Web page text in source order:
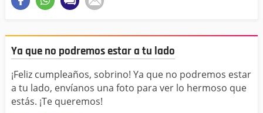
Ya que no podremos estar a tu lado
¡Feliz cumpleaños, sobrino! Ya que no podremos estar
a tu lado, envíanos una foto para ver lo hermoso que
estás. ¡Te queremos!